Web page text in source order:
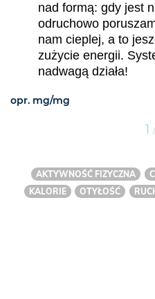
nad formą: gdy jest
odruchowo
nam cieplej, a to
zużycie energii.
nadwagą działa!
opr. mg/mg
1
AKTYWNOŚĆ FIZYCZNA
KALORIE
OTYŁOŚĆ